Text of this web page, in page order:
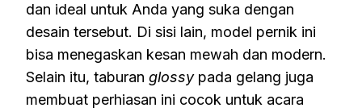
dan ideal untuk Anda yang suka dengan
desain tersebut. Di sisi lain, model pernik ini
bisa menegaskan kesan mewah dan modern.
Selain itu, taburan glossy pada gelang juga
membuat perhiasan ini cocok untuk acara